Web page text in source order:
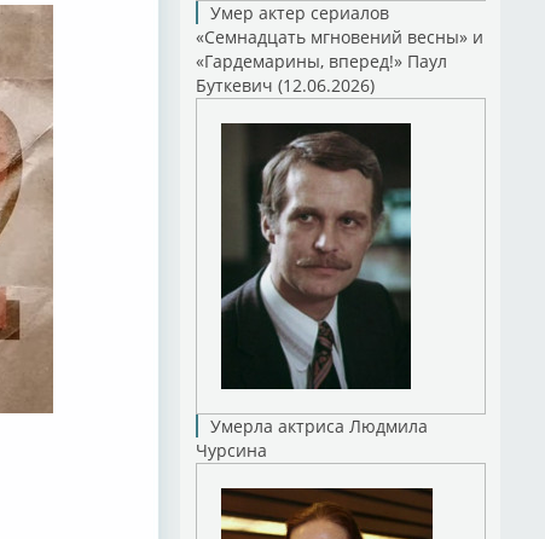
Умер актер сериалов
«Семнадцать мгновений весны» и
«Гардемарины, вперед!» Паул
Буткевич (12.06.2026)
Умерла актриса Людмила
Чурсина